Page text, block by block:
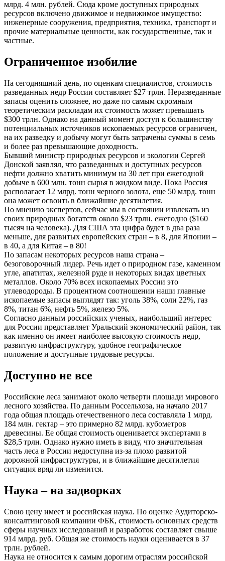
млрд. 4 млн. рублей. Сюда кроме доступных природных
ресурсов включено движимое и недвижимое имущество:
инженерные сооружения, предприятия, техника, транспорт и
прочие материальные ценности, как государственные, так и
частные.
Ограниченное изобилие
На сегодняшний день, по оценкам специалистов, стоимость
разведанных недр России составляет $27 трлн. Неразведанные
запасы оценить сложнее, но даже по самым скромным
теоретическим раскладам их стоимость может превышать
$300 трлн. Однако на данный момент доступ к большинству
потенциальных источников ископаемых ресурсов ограничен,
на их разведку и добычу могут быть затрачены суммы в семь
и более раз превышающие доходность.
Бывший министр природных ресурсов и экологии Сергей
Донской заявлял, что разведанных и доступных ресурсов
нефти должно хватить минимум на 30 лет при ежегодной
добыче в 600 млн. тонн сырья в жидком виде. Пока Россия
располагает 12 млрд. тонн черного золота, еще 50 млрд. тонн
она может освоить в ближайшие десятилетия.
По мнению экспертов, сейчас мы в состоянии извлекать из
своих природных богатств около $23 трлн. ежегодно ($160
тысяч на человека). Для США эта цифра будет в два раза
меньше, для развитых европейских стран – в 8, для Японии –
в 40, а для Китая – в 80!
По запасам некоторых ресурсов наша страна –
безоговорочный лидер. Речь идет о природном газе, каменном
угле, апатитах, железной руде и некоторых видах цветных
металлов. Около 70% всех ископаемых России это
углеводороды. В процентном соотношении наши главные
ископаемые запасы выглядят так: уголь 38%, соли 22%, газ
8%, титан 6%, нефть 5%, железо 5%.
Согласно данным российских ученых, наибольший интерес
для России представляет Уральский экономический район, так
как именно он имеет наиболее высокую стоимость недр,
развитую инфраструктуру, удобное географическое
положение и доступные трудовые ресурсы.
Доступно не все
Российские леса занимают около четверти площади мирового
лесного хозяйства. По данным Россельхоза, на начало 2017
года общая площадь отечественного леса составляла 1 млрд.
184 млн. гектар – это примерно 82 млрд. кубометров
древесины. Ее общая стоимость оценивается экспертами в
$28,5 трлн. Однако нужно иметь в виду, что значительная
часть леса в России недоступна из-за плохо развитой
дорожной инфраструктуры, и в ближайшие десятилетия
ситуация вряд ли изменится.
Наука – на задворках
Свою цену имеет и российская наука. По оценке Аудиторско-
консалтинговой компании ФБК, стоимость основных средств
сферы научных исследований и разработок составляет свыше
914 млрд. руб. Общая же стоимость науки оценивается в 37
трлн. рублей.
Наука не относится к самым дорогим отраслям российской